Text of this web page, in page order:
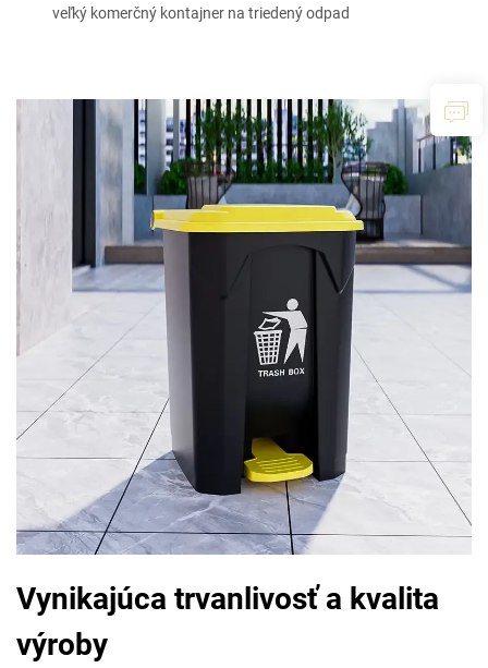
veľký komerčný kontajner na triedený odpad
Vynikajúca trvanlivosť a kvalita
výroby